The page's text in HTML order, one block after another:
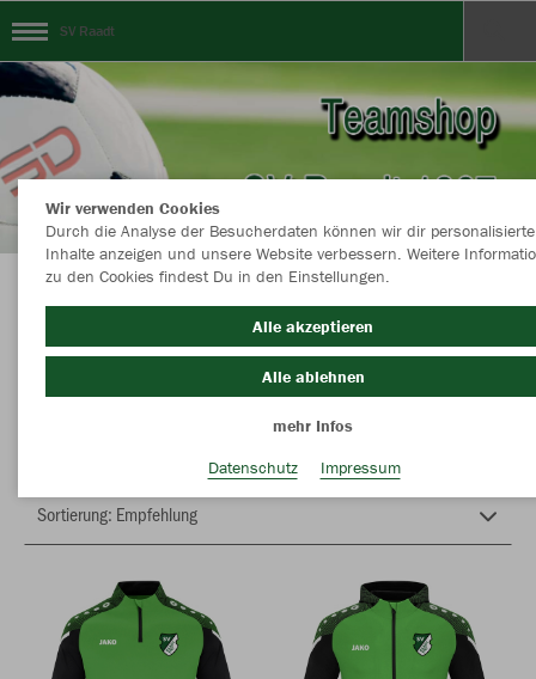
SV Raadt
Teamshop SV Raadt
Farbe
Wir verwenden Cookies
Durch die Analyse der Besucherdaten können wir dir personalisierte
Inhalte anzeigen und unsere Website verbessern. Weitere
zu den Cookies findest Du in den Einstellungen.
Alle akzeptieren
Alle ablehnen
mehr Infos
Datenschutz
Impressum